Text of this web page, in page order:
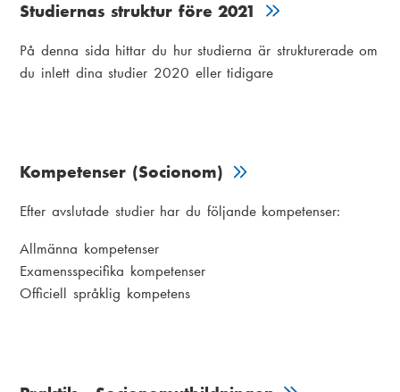
Studiernas struktur före 2021
På denna sida hittar du hur studierna är strukturerade om
du inlett dina studier 2020 eller tidigare
Kompetenser (Socionom)
Efter avslutade studier har du följande kompetenser:
Allmänna kompetenser
Examensspecifika kompetenser
Officiell språklig kompetens